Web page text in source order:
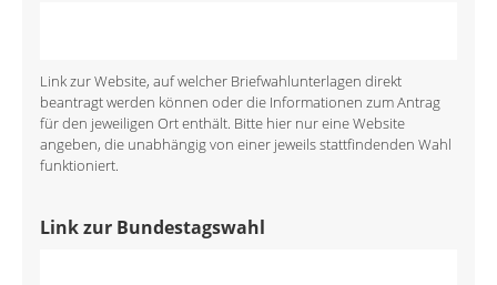
Link zur Website, auf welcher Briefwahlunterlagen direkt
beantragt werden können oder die Informationen zum Antrag
für den jeweiligen Ort enthält. Bitte hier nur eine Website
angeben, die unabhängig von einer jeweils stattfindenden Wahl
funktioniert.
Link zur Bundestagswahl